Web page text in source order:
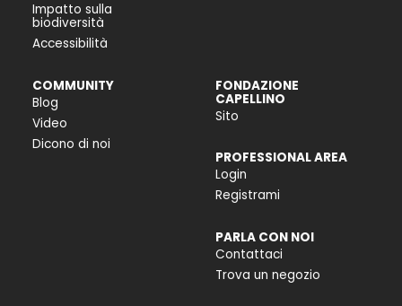
Impatto sulla
biodiversità
Accessibilità
COMMUNITY
Blog
Video
Dicono di noi
FONDAZIONE
CAPELLINO
Sito
PROFESSIONAL AREA
Login
Registrami
PARLA CON NOI
Contattaci
Trova un negozio